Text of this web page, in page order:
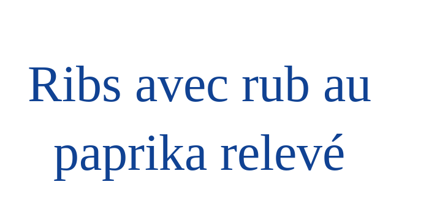
Ribs avec rub au
paprika relevé